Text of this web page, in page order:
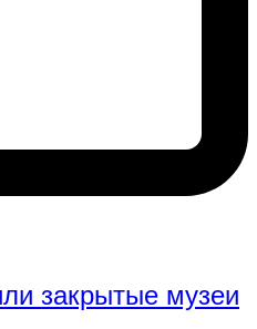
закрытые музеи